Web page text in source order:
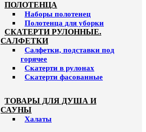
ПОЛОТЕНЦА
Наборы полотенец
Полотенца для уборки
СКАТЕРТИ РУЛОННЫЕ.
САЛФЕТКИ
Салфетки, подставки под
горячее
Скатерти в рулонах
Скатерти фасованные
ТОВАРЫ ДЛЯ ДУША И
САУНЫ
Халаты